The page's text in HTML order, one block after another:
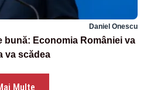
Daniel Onescu
bună: Economia României va
va scădea
Multe